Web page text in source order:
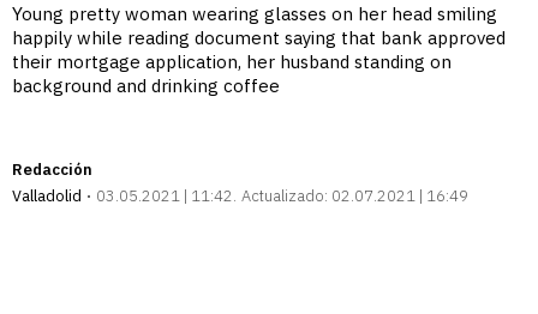
Young pretty woman wearing glasses on her head smiling
happily while reading document saying that bank approved
their mortgage application, her husband standing on
background and drinking coffee
Redacción
Valladolid
03.05.2021 | 11:42 Actualizado: 02.07.2021 | 16:49